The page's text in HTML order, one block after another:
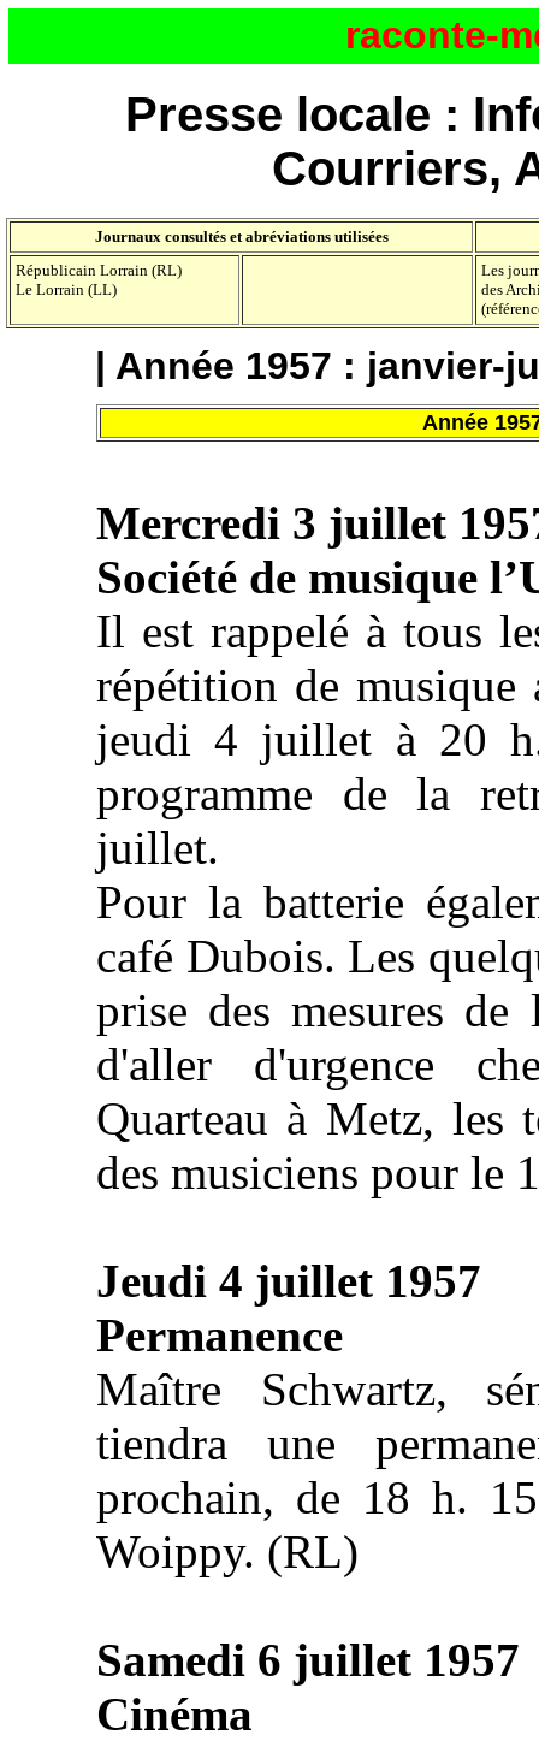
raconte-
Presse locale :
Courriers,
Journaux consultés et abréviations utilisées
Républicain Lorrain (RL)
Le Lorrain (LL)
Les
des
| Année 1957 : janvier-
Année
Mercredi 3 juillet
Société de musique
Il est rappelé à tous
répétition de
jeudi 4 juillet à 20
programme de la
juillet.
Pour la batterie
café Dubois. Les
prise des mesures
d'aller d'urgence
Quarteau à Metz, les
des musiciens pour le
Jeudi 4 juillet 1957
Permanence
Maître Schwartz,
tiendra une
prochain, de 18 h.
Woippy. (RL)
Samedi 6 juillet 1957
Cinéma